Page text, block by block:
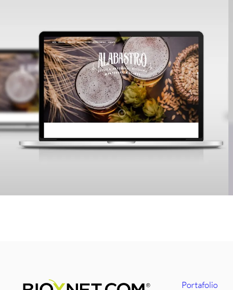
Portafolio